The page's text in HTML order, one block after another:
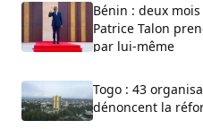
Bénin : deux
Patrice Talon
par lui-même
Togo : 43
dénoncent la